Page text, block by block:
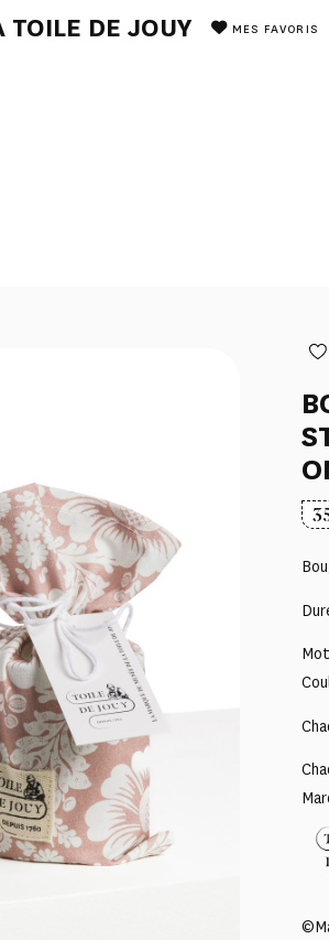
TOILE DE JOUY MES FAVORIS